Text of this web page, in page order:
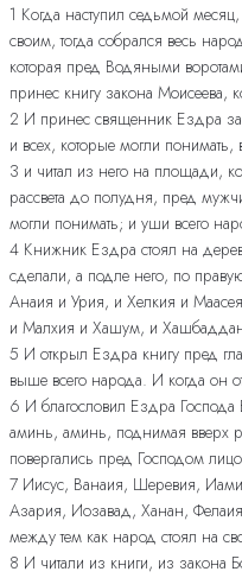
1 Когда наступил седьмой
своим, тогда собрался весь
которая пред Водяными
принес книгу закона Моисеева,
2 И принес священник Ездра
и всех, которые могли
3 и читал из него на площади,
рассвета до полудня, пред
могли понимать; и уши всего
4 Книжник Ездра стоял на
сделали, а подле него, по
Анаия и Урия, и Хелкия и
и Малхия и Хашум, и
5 И открыл Ездра книгу пред
выше всего народа. И когда он
6 И благословил Ездра Господа
аминь, аминь, поднимая вверх
повергались пред Господом
7 Иисус, Ванаия, Шеревия,
Азария, Иозавад, Ханан,
между тем как народ стоял на
8 И читали из книги, из закона